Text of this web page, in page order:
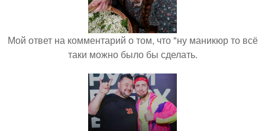
Мой ответ на комментарий о том, что "ну маникюр то всё
таки можно было бы сделать.